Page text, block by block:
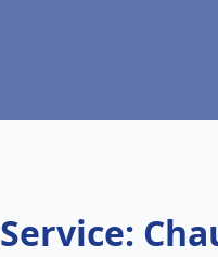
Service: